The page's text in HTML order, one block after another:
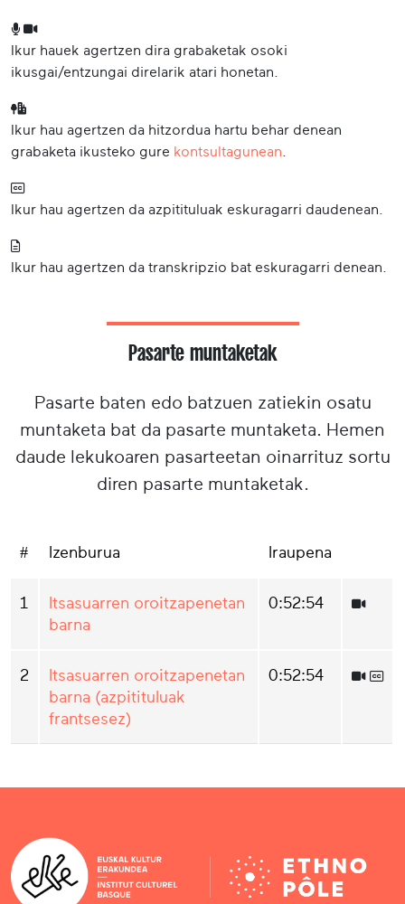
Ikur hauek agertzen dira grabaketak osoki
ikusgai/entzungai direlarik atari honetan.
Ikur hau agertzen da hitzordua hartu behar denean
grabaketa ikusteko gure kontsultagunean
Ikur hau agertzen da azpitituluak eskuragarri daudenean.
Ikur hau agertzen da transkripzio bat eskuragarri denean.
Pasarte muntaketak
Pasarte baten edo batzuen zatiekin osatu
muntaketa bat da pasarte muntaketa. Hemen
daude lekukoaren pasarteetan oinarrituz sortu
diren pasarte muntaketak.
# Izenburua Iraupena
1
Itsasuarren oroitzapenetan
barna
0:52:54
2
Itsasuarren oroitzapenetan
barna (azpitituluak
frantsesez)
0:52:54